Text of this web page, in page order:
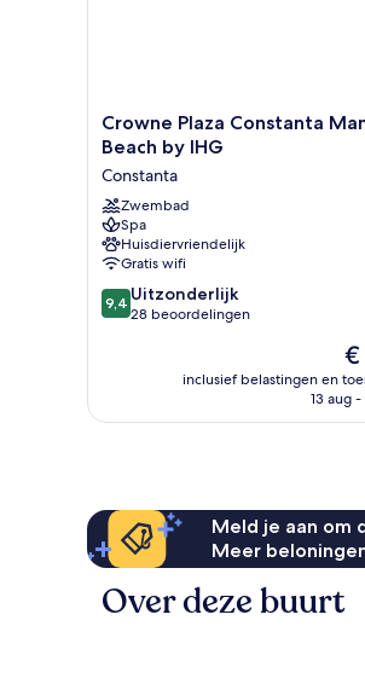
Crowne
Plaza
Constanta
Mamaia
Beach
by
IHG
Constanta
Crowne Plaza Constanta
Beach by IHG
Constanta
Zwembad
Spa
Huisdiervriendelijk
Gratis wifi
9.4
van
9,4 Uitzonderlijk
28 beoordelingen
De
is
€
inclusief belastingen en
13 aug -
Meld je aan om
Meer
Over deze buurt